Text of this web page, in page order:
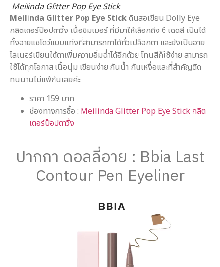
Meilinda Glitter Pop Eye Stick
Meilinda Glitter Pop Eye Stickดินสอเขียน Dolly Eye
กลิตเตอร์ป็อปตาวิ้ง เนื้อชิมเมอร์ ที่มีมาให้เลือกถึง 6 เฉดสี เป็นได้
ทั้งอายแชโดว์แบบแท่งที่สามารถทาได้ทั่วเปลือกตา และยังเป็นอาย
ไลเนอร์เขียนใต้ตาเพิ่มความอิ่มฉ่ำได้อีกด้วย โทนสีก็ใช้ง่าย สามารถ
ใช้ได้ทุกโอกาส เนื้อนุ่ม เขียนง่าย กันน้ำ กันเหงื่อและที่สำคัญติด
ทนนานไม่แพ้กันเลยค่ะ
ราคา 159 บาท
ช่องทางการซื้อ : Meilinda Glitter Pop Eye Stick กลิต
เตอร์ป็อปตาวิ้ง
ปากกา ดอลลี่อาย : Bbia Last
Contour Pen Eyeliner